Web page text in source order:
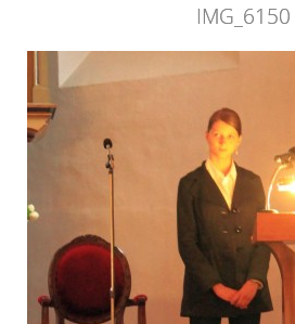
IMG_6150